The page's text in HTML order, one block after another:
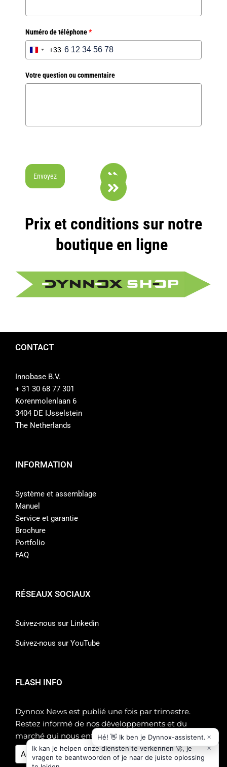
Numéro de téléphone*
France
+33
Votre question ou commentaire
Envoyez
Prix et conditions sur notre
boutique en ligne
CONTACT
Innobase B.V.
+ 31 30 68 77 301
Korenmolenlaan 6
3404 DE IJsselstein
The Netherlands
INFORMATION
Système et assemblage
Manuel
Service et garantie
Brochure
Portfolio
FAQ
RÉSEAUX SOCIAUX
Suivez-nous sur Linkedin
Suivez-nous sur YouTube
FLASH INFO
Dynnox News est publié une fois par trimestre.
Restez informé de nos développements et du
marché qui nous entoure !